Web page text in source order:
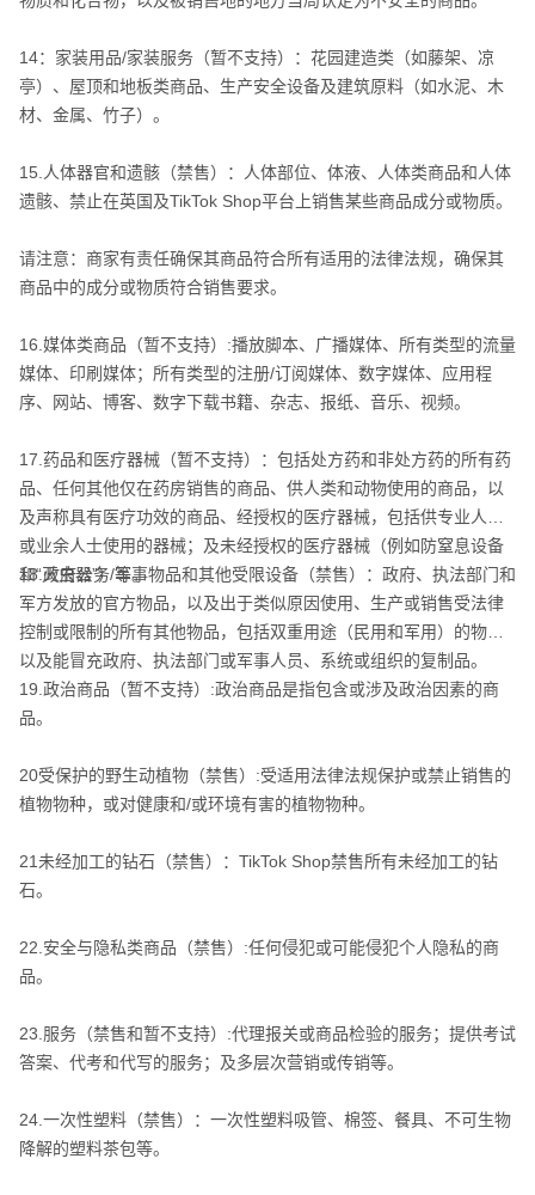
14：家装用品/家装服务（暂不支持）：花园建造类（如藤架、凉
亭）、屋顶和地板类商品、生产安全设备及建筑原料（如水泥、木
材、金属、竹子）。
15.人体器官和遗骸（禁售）：人体部位、体液、人体类商品和人体
遗骸、禁止在英国及TikTok Shop平台上销售某些商品成分或物质。
请注意：商家有责任确保其商品符合所有适用的法律法规，确保其
商品中的成分或物质符合销售要求。
16.媒体类商品（暂不支持）:播放脚本、广播媒体、所有类型的流量
媒体、印刷媒体；所有类型的注册/订阅媒体、数字媒体、应用程
序、网站、博客、数字下载书籍、杂志、报纸、音乐、视频。
17.药品和医疗器械（暂不支持）：包括处方药和非处方药的所有药
品、任何其他仅在药房销售的商品、供人类和动物使用的商品，以
及声称具有医疗功效的商品、经授权的医疗器械，包括供专业人士
或业余人士使用的器械；及未经授权的医疗器械（例如防窒息设备
和“灭虫器”）等。
18.政府公务/军事物品和其他受限设备（禁售）：政府、执法部门和
军方发放的官方物品，以及出于类似原因使用、生产或销售受法律
控制或限制的所有其他物品，包括双重用途（民用和军用）的物品
以及能冒充政府、执法部门或军事人员、系统或组织的复制品。
19.政治商品（暂不支持）:政治商品是指包含或涉及政治因素的商
品。
20受保护的野生动植物（禁售）:受适用法律法规保护或禁止销售的
植物物种，或对健康和/或环境有害的植物物种。
21未经加工的钻石（禁售）：TikTok Shop禁售所有未经加工的钻
石。
22.安全与隐私类商品（禁售）:任何侵犯或可能侵犯个人隐私的商
品。
23.服务（禁售和暂不支持）:代理报关或商品检验的服务；提供考试
答案、代考和代写的服务；及多层次营销或传销等。
24.一次性塑料（禁售）：一次性塑料吸管、棉签、餐具、不可生物
降解的塑料茶包等。